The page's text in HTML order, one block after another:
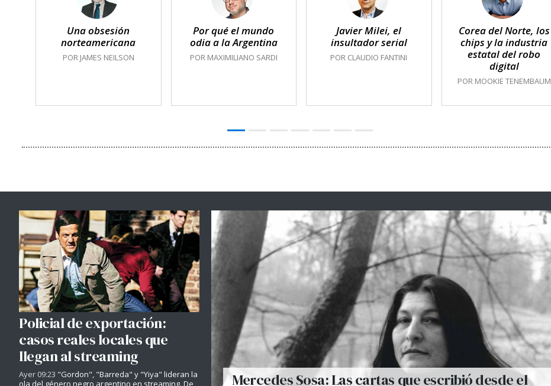
Una obsesión
norteamericana
POR JAMES NEILSON
Por qué el mundo
odia a la Argentina
POR MAXIMILIANO SARDI
Javier Milei, el
insultador serial
POR CLAUDIO FANTINI
Corea del Norte, los
chips y la industria
estatal del robo
digital
POR MOOKIE TENEMBAUM
Policial de exportación:
casos reales locales que
llegan al streaming
Ayer 09:23 "Gordon", "Barreda" y "Yiya" lideran la
ola del género negro argentino en streaming. De
Mercedes Sosa: Las cartas que escribió desde el